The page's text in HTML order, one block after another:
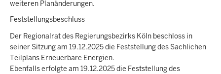
weiteren Planänderungen.
Feststellungsbeschluss
Der Regionalrat des Regierungsbezirks Köln beschloss in
seiner Sitzung am 19.12.2025 die Feststellung des Sachlichen
Teilplans Erneuerbare Energien.
Ebenfalls erfolgte am 19.12.2025 die Feststellung des